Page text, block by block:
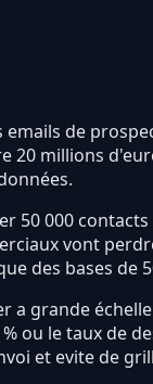
de
millions
000
vont
des bases de
grande
ou le taux
et evite de